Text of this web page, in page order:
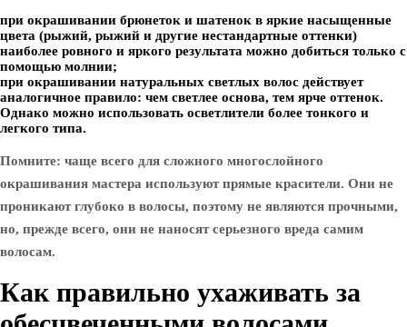
при окрашивании брюнеток и шатенок в яркие насыщенные
цвета (рыжий, рыжий и другие нестандартные оттенки)
наиболее ровного и яркого результата можно добиться только с
помощью молнии;
при окрашивании натуральных светлых волос действует
аналогичное правило: чем светлее основа, тем ярче оттенок.
Однако можно использовать осветлители более тонкого и
легкого типа.
Помните: чаще всего для сложного многослойного
окрашивания мастера используют прямые красители. Они не
проникают глубоко в волосы, поэтому не являются прочными,
но, прежде всего, они не наносят серьезного вреда самим
волосам.
Как правильно ухаживать за